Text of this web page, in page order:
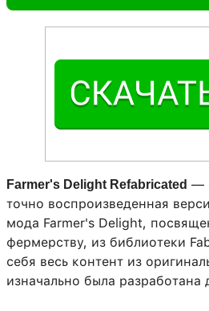
Farmer's Delight Refabricated —
точно воспроизведенная
мода Farmer's Delight,
фермерству, из библиотеки
себя весь контент из
изначально была разработана